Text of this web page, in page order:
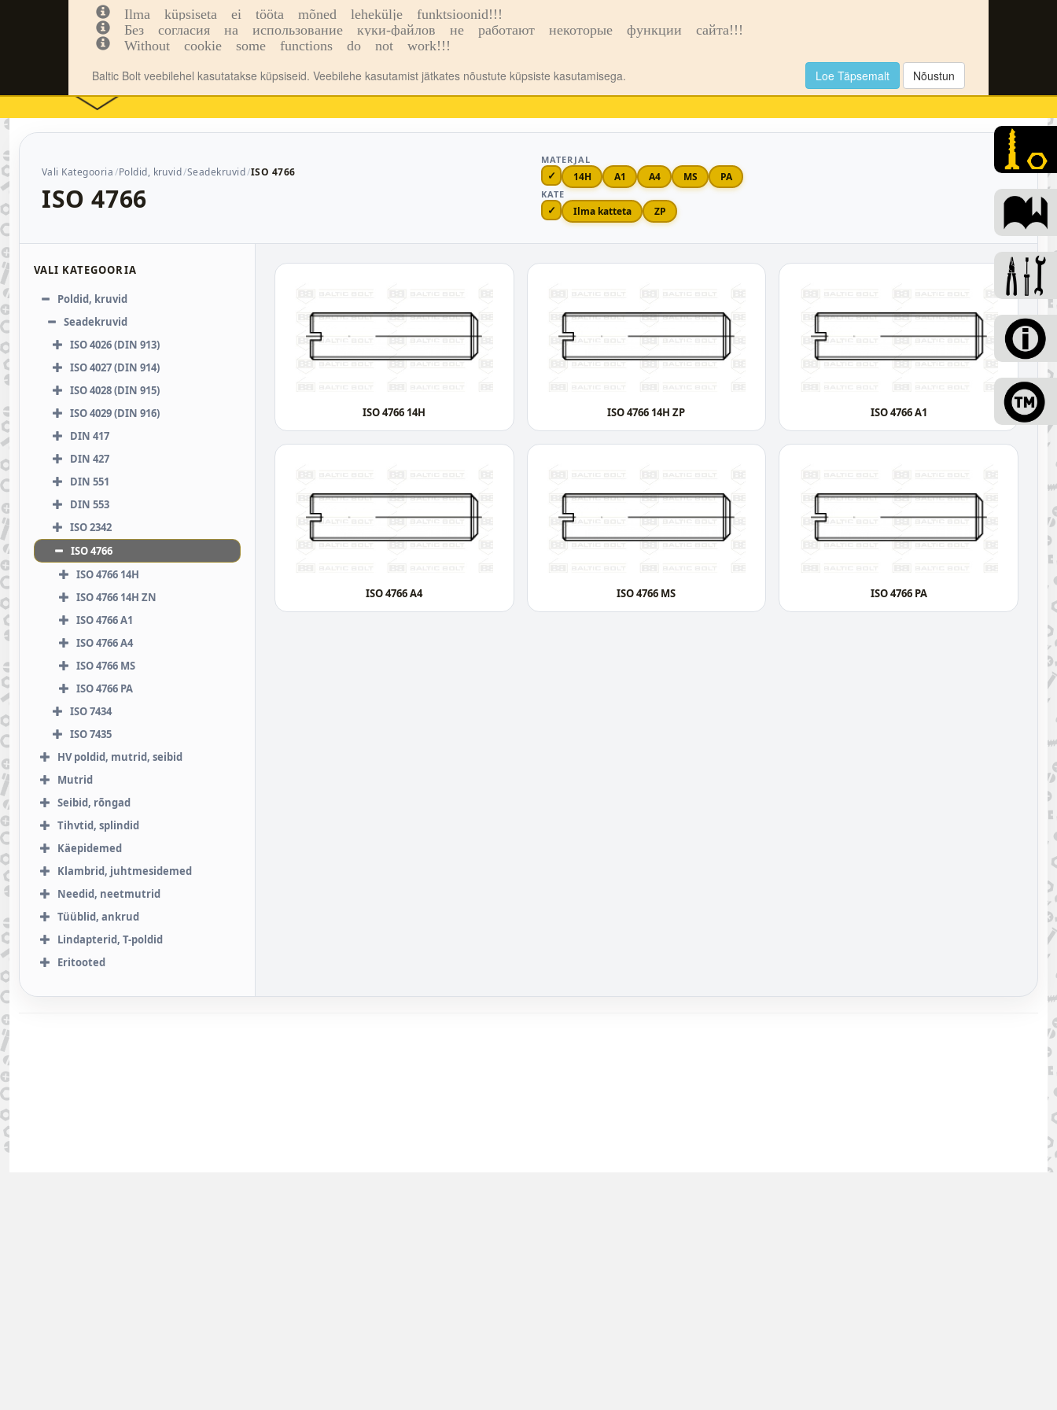
Kinnitusvahendid Tööriistad Info Kauplused
Ilma küpsiseta ei tööta mõned lehekülje funktsioonid!!!
Без согласия на использование куки-файлов не работают некоторые функции сайта!!!
Without cookie some functions do not work!!!
Baltic Bolt veebilehel kasutatakse küpsiseid. Veebilehe kasutamist jätkates nõustute küpsiste kasutamisega. Loe Täpsemalt Nõustun
Vali Kategooria Poldid, kruvid Seadekruvid ISO 4766
ISO 4766
MATERJAL
✓ 14H A1 A4 MS PA
KATE
✓ Ilma katteta ZP
VALI KATEGOORIA
Poldid, kruvid
Seadekruvid
ISO 4026 (DIN 913)
ISO 4027 (DIN 914)
ISO 4028 (DIN 915)
ISO 4029 (DIN 916)
DIN 417
DIN 427
DIN 551
DIN 553
ISO 2342
ISO 4766
ISO 4766 14H
ISO 4766 14H ZN
ISO 4766 A1
ISO 4766 A4
ISO 4766 MS
ISO 4766 PA
ISO 7434
ISO 7435
HV poldid, mutrid, seibid
Mutrid
Seibid, rõngad
Tihvtid, splindid
Käepidemed
Klambrid, juhtmesidemed
Needid, neetmutrid
Tüüblid, ankrud
Lindapterid, T-poldid
Eritooted
ISO 4766 14H ISO 4766 14H ZP ISO 4766 A1
ISO 4766 A4 ISO 4766 MS ISO 4766 PA